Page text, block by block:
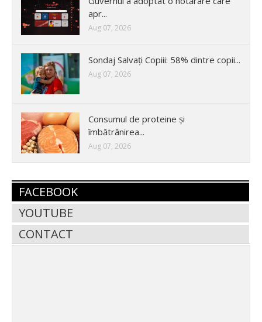
apr...
Aug 07, 2026
Sondaj Salvați Copiii: 58% dintre copii...
Aug 07, 2026
Consumul de proteine și
îmbătrânirea...
Aug 07, 2026
FACEBOOK
YOUTUBE
CONTACT